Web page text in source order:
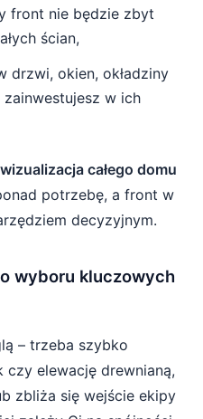
front nie będzie zbyt
ścian,
drzwi, okien, okładziny
w ich
wizualizacja całego domu
potrzebę, a front w
decyzyjnym.
wyboru kluczowych
– trzeba szybko
elewację drewnianą,
zbliża się wejście ekipy